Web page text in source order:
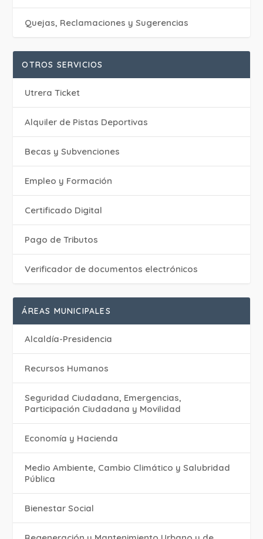
Quejas, Reclamaciones y Sugerencias
OTROS SERVICIOS
Utrera Ticket
Alquiler de Pistas Deportivas
Becas y Subvenciones
Empleo y Formación
Certificado Digital
Pago de Tributos
Verificador de documentos electrónicos
ÁREAS MUNICIPALES
Alcaldía-Presidencia
Recursos Humanos
Seguridad Ciudadana, Emergencias,
Participación Ciudadana y Movilidad
Economía y Hacienda
Medio Ambiente, Cambio Climático y Salubridad
Pública
Bienestar Social